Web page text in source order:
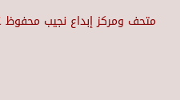
متحف ومركز إبداع نجيب محفوظ ١١٤ عاماً على ميلاد صاحب الثلاثية